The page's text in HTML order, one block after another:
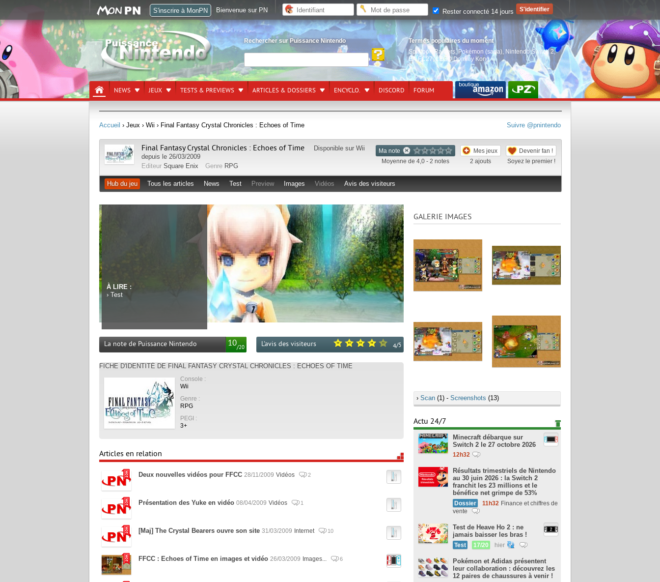
Rechercher sur Puissance Nintendo
Termes populaires du moment
Splatoon Raiders, Pokémon (saga) Nintendo Switch 2,
EA FC27,LEGO Donkey Kong
NEWS JEUX TESTS & PREVIEWS ARTICLES & DOSSIERS ENCYCLO. DISCORD FORUM
Suivre @pnintendo
Accueil › Jeux › Wii › Final Fantasy Crystal Chronicles : Echoes of Time
Ma note
Moyenne de 4,0 - 2 notes
Mes jeux
2 ajouts
Devenir fan !
Soyez le premier !
Final Fantasy Crystal Chronicles : Echoes of Time Disponible sur Wii
depuis le 26/03/2009
Editeur Square Enix Genre RPG
Hub du jeu Tous les articles News Test Preview Images Vidéos Avis des visiteurs
À LIRE :
› Test
10/20
La note de Puissance Nintendo 4/5
L'avis des visiteurs
FICHE D'IDENTITÉ DE FINAL FANTASY CRYSTAL CHRONICLES : ECHOES OF TIME
Console :
Wii
Genre :
RPG
PEGI :
3+
Articles en relation
Deux nouvelles vidéos pour FFCC 28/11/2009 Vidéos 2
Présentation des Yuke en vidéo 08/04/2009 Vidéos 1
[Maj] The Crystal Bearers ouvre son site 31/03/2009 Internet 10
FFCC : Echoes of Time en images et vidéo 26/03/2009 Images... 6
GALERIE IMAGES
› Scan (1) - Screenshots (13)
Actu 24/7
Minecraft débarque sur
Switch 2 le 27 octobre 2026
12h32
Résultats trimestriels de Nintendo
au 30 juin 2026 : la Switch 2
franchit les 23 millions et le
bénéfice net grimpe de 53%
Dossier 11h32 Finance et chiffres de
vente
Test de Heave Ho 2 : ne
jamais baisser les bras !
Test 17/20 hier
Pokémon et Adidas présentent
leur collaboration : découvrez les
12 paires de chaussures à venir !
S'inscrire à MonPN Bienvenue sur PN Rester connecté 14 jours